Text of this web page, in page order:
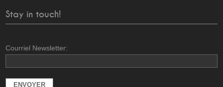
Stay in touch!
Courriel Newsletter: